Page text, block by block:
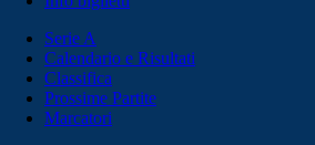
Serie A
Calendario e Risultati
Classifica
Prossime Partite
Marcatori